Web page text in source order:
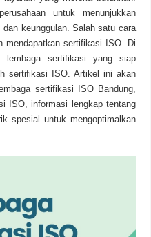
untuk menunjukkan
keunggulan. Salah satu cara
mendapatkan sertifikasi ISO. Di
lembaga sertifikasi yang siap
sertifikasi ISO. Artikel ini akan
sertifikasi ISO Bandung,
ISO, informasi lengkap tentang
spesial untuk mengoptimalkan